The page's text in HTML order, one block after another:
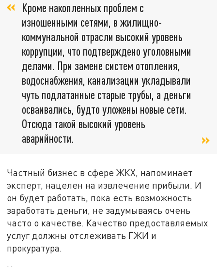
Кроме накопленных проблем с
изношенными сетями, в жилищно-
коммунальной отрасли высокий уровень
коррупции, что подтверждено уголовными
делами. При замене систем отопления,
водоснабжения, канализации укладывали
чуть подлатанные старые трубы, а деньги
осваивались, будто уложены новые сети.
Отсюда такой высокий уровень
аварийности.
Частный бизнес в сфере ЖКХ, напоминает
эксперт, нацелен на извлечение прибыли. И
он будет работать, пока есть возможность
заработать деньги, не задумываясь очень
часто о качестве. Качество предоставляемых
услуг должны отслеживать ГЖИ и
прокуратура.